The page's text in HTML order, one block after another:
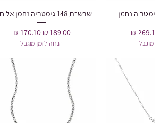
מבצע
תצוגה מהירה
שרשרת 148 גימטריה נחמן אל חלד
מחיר רגיל‏189.00 ‏₪ מחיר מבצע‏170.10 ‏₪
הנחה לזמן מוגבל